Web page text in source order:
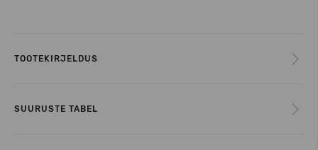
TOOTEKIRJELDUS
SUURUSTE TABEL